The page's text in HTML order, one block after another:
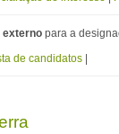
externo para a
de candidatos